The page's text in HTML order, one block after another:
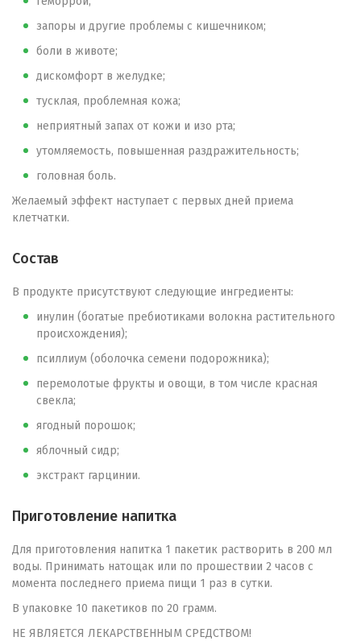
запоры и другие проблемы с кишечником;
боли в животе;
дискомфорт в желудке;
тусклая, проблемная кожа;
неприятный запах от кожи и изо рта;
утомляемость, повышенная раздражительность;
головная боль.
Желаемый эффект наступает с первых дней приема
клетчатки.
Состав
В продукте присутствуют следующие ингредиенты:
инулин (богатые пребиотиками волокна растительного
происхождения);
псиллиум (оболочка семени подорожника);
перемолотые фрукты и овощи, в том числе красная
свекла;
ягодный порошок;
яблочный сидр;
экстракт гарцинии.
Приготовление напитка
Для приготовления напитка 1 пакетик растворить в 200 мл
воды. Принимать натощак или по прошествии 2 часов с
момента последнего приема пищи 1 раз в сутки.
В упаковке 10 пакетиков по 20 грамм.
НЕ ЯВЛЯЕТСЯ ЛЕКАРСТВЕННЫМ СРЕДСТВОМ!